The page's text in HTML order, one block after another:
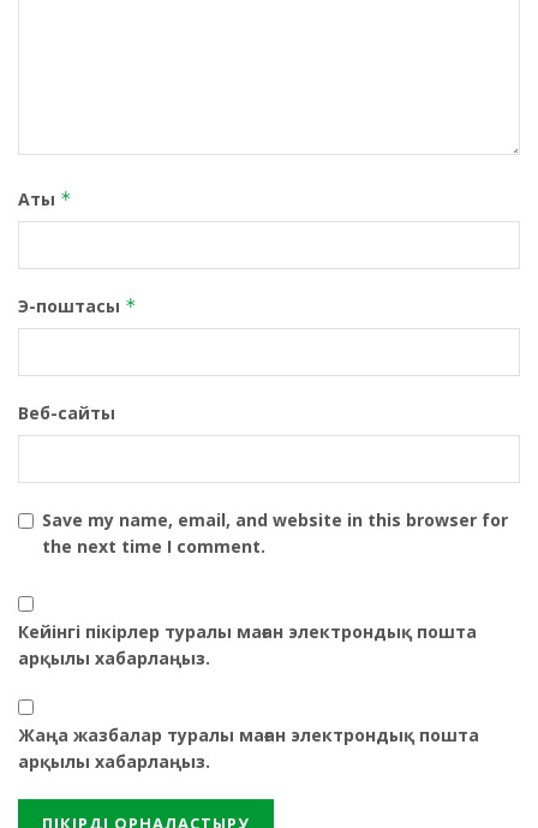
Аты *
Э-поштасы *
Веб-сайты
Save my name, email, and website in this browser for
the next time I comment.
Кейінгі пікірлер туралы маған электрондық пошта
арқылы хабарлаңыз.
Жаңа жазбалар туралы маған электрондық пошта
арқылы хабарлаңыз.